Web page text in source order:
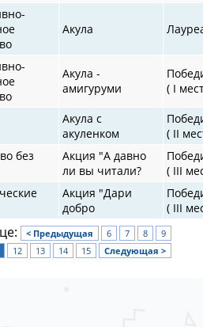
Акула
Акула -
амигуруми
( I
Акула с
акуленком
( II
без
Акция "А давно
ли вы читали?
( III
Акция "Дари
добро
( III
< Предыдущая 6 7 8
9
12 13 14 15 Следующая >